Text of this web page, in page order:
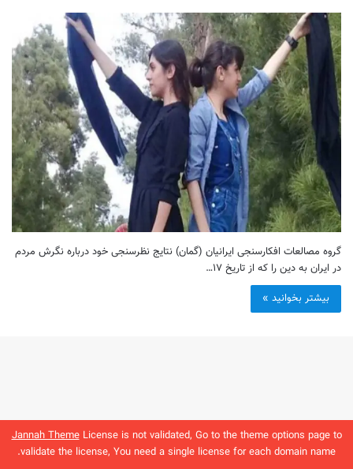
Jannah ThemeLicense is not validated, Go to the theme options page to
validate the license, You need a single license for each domain name.
گروه مصالعات افکارسنجی ایرانیان (گمان) نتایج نظرسنجی خود درباره نگرش مردم
در ایران به دین را که از تاریخ ۱۷…
بیشتر بخوانید »